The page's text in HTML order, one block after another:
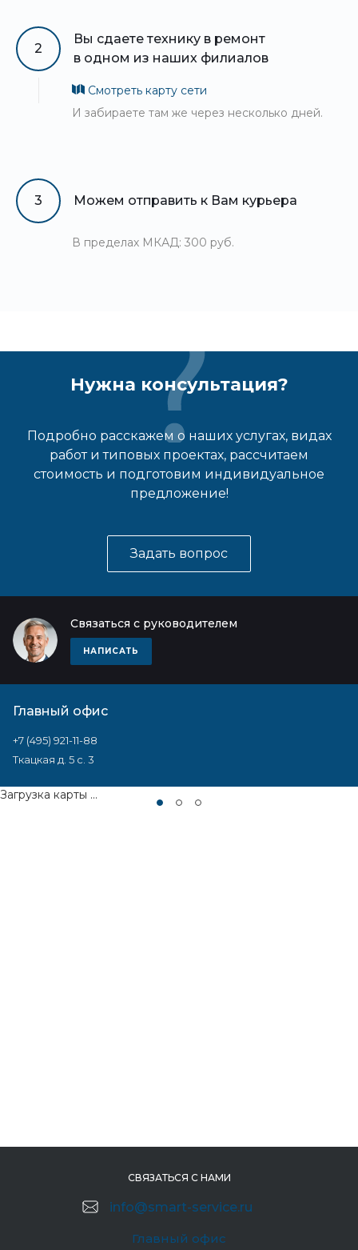
2
Вы сдаете технику в ремонт
в одном из наших филиалов
Смотреть карту сети
И забираете там же через несколько дней.
3 Можем отправить к Вам курьера
В пределах МКАД: 300 руб.
Нужна консультация?
Подробно расскажем о наших услугах, видах
работ и типовых проектах, рассчитаем
стоимость и подготовим индивидуальное
предложение!
Задать вопрос
Связаться с руководителем
НАПИСАТЬ
Главный офис
+7 (495) 921-11-88
Ткацкая д. 5 с. 3
Загрузка карты ...
СВЯЗАТЬСЯ С НАМИ
info@smart-service.ru
Главный офис